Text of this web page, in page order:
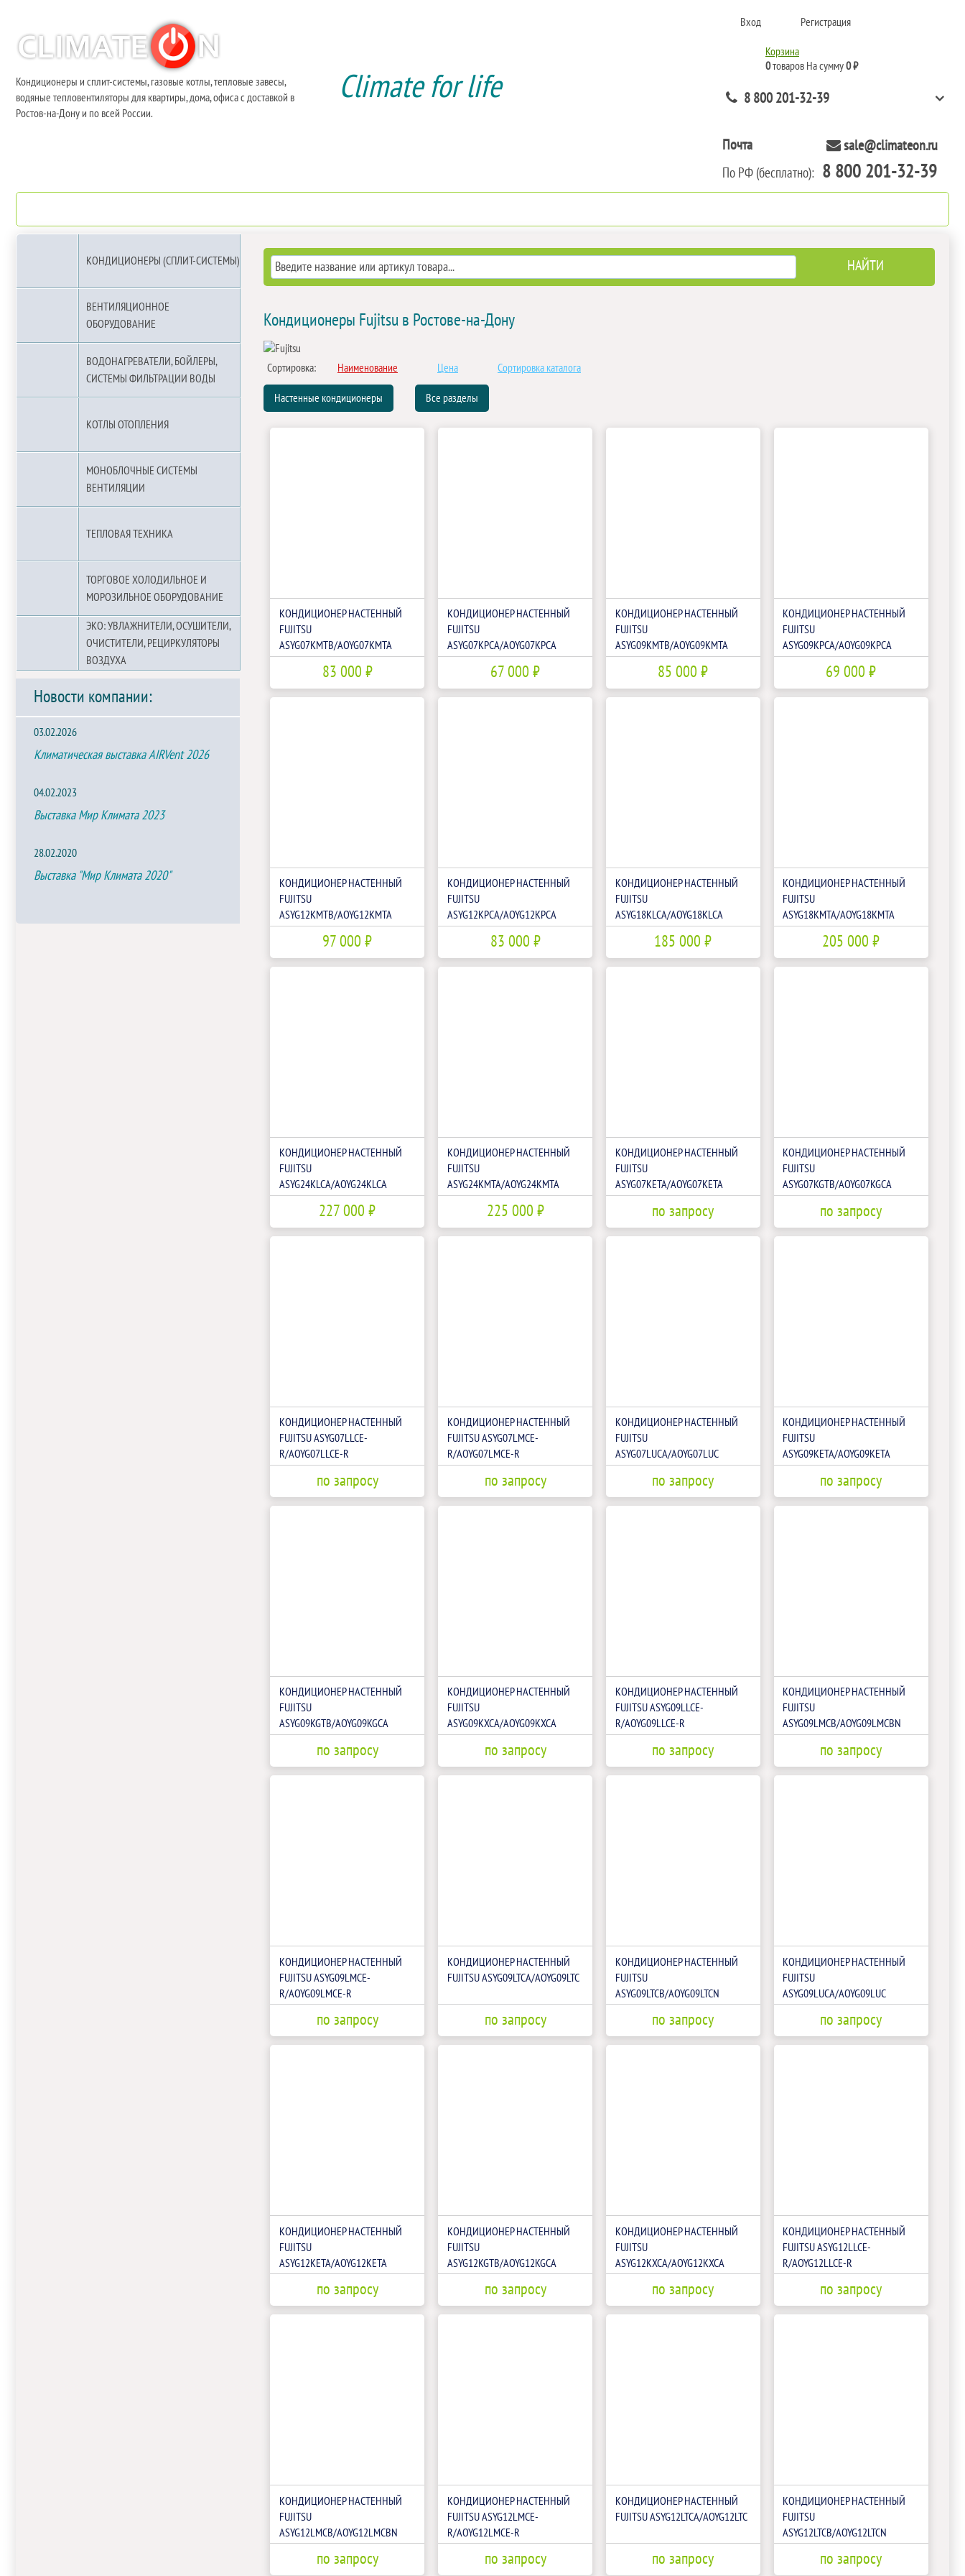
Кондиционеры и сплит-системы, газовые котлы, тепловые завесы,
водяные тепловентиляторы для квартиры, дома, офиса с доставкой в
Ростов-на-Дону и по всей России.
Climate for life
Вход Регистрация
Корзина
0товаров На сумму0 ₽
8 800 201-32-39
Почта sale@climateon.ru
По РФ (бесплатно): 8 800 201-32-39
КОНДИЦИОНЕРЫ (СПЛИТ-СИСТЕМЫ)
ВЕНТИЛЯЦИОННОЕ
ОБОРУДОВАНИЕ
ВОДОНАГРЕВАТЕЛИ, БОЙЛЕРЫ,
СИСТЕМЫ ФИЛЬТРАЦИИ ВОДЫ
КОТЛЫ ОТОПЛЕНИЯ
МОНОБЛОЧНЫЕ СИСТЕМЫ
ВЕНТИЛЯЦИИ
ТЕПЛОВАЯ ТЕХНИКА
ТОРГОВОЕ ХОЛОДИЛЬНОЕ И
МОРОЗИЛЬНОЕ ОБОРУДОВАНИЕ
ЭКО: УВЛАЖНИТЕЛИ, ОСУШИТЕЛИ,
ОЧИСТИТЕЛИ, РЕЦИРКУЛЯТОРЫ
ВОЗДУХА
Новости компании:
03.02.2026
Климатическая выставка AIRVent 2026
04.02.2023
Выставка Мир Климата 2023
28.02.2020
Выставка "Мир Климата 2020"
Кондиционеры Fujitsu в Ростове-на-Дону
Сортировка: Наименование Цена Сортировка каталога
Настенные кондиционеры Все разделы
КОНДИЦИОНЕР НАСТЕННЫЙ
FUJITSU
ASYG07KMTB/AOYG07KMTA
83 000 ₽
КОНДИЦИОНЕР НАСТЕННЫЙ
FUJITSU
ASYG07KPCA/AOYG07KPCA
67 000 ₽
КОНДИЦИОНЕР НАСТЕННЫЙ
FUJITSU
ASYG09KMTB/AOYG09KMTA
85 000 ₽
КОНДИЦИОНЕР НАСТЕННЫЙ
FUJITSU
ASYG09KPCA/AOYG09KPCA
69 000 ₽
КОНДИЦИОНЕР НАСТЕННЫЙ
FUJITSU
ASYG12KMTB/AOYG12KMTA
97 000 ₽
КОНДИЦИОНЕР НАСТЕННЫЙ
FUJITSU
ASYG12KPCA/AOYG12KPCA
83 000 ₽
КОНДИЦИОНЕР НАСТЕННЫЙ
FUJITSU
ASYG18KLCA/AOYG18KLCA
185 000 ₽
КОНДИЦИОНЕР НАСТЕННЫЙ
FUJITSU
ASYG18KMTA/AOYG18KMTA
205 000 ₽
КОНДИЦИОНЕР НАСТЕННЫЙ
FUJITSU
ASYG24KLCA/AOYG24KLCA
227 000 ₽
КОНДИЦИОНЕР НАСТЕННЫЙ
FUJITSU
ASYG24KMTA/AOYG24KMTA
225 000 ₽
КОНДИЦИОНЕР НАСТЕННЫЙ
FUJITSU
ASYG07KETA/AOYG07KETA
по запросу
КОНДИЦИОНЕР НАСТЕННЫЙ
FUJITSU
ASYG07KGTB/AOYG07KGCA
по запросу
КОНДИЦИОНЕР НАСТЕННЫЙ
FUJITSU ASYG07LLCE-
R/AOYG07LLCE-R
по запросу
КОНДИЦИОНЕР НАСТЕННЫЙ
FUJITSU ASYG07LMCE-
R/AOYG07LMCE-R
по запросу
КОНДИЦИОНЕР НАСТЕННЫЙ
FUJITSU
ASYG07LUCA/AOYG07LUC
по запросу
КОНДИЦИОНЕР НАСТЕННЫЙ
FUJITSU
ASYG09KETA/AOYG09KETA
по запросу
КОНДИЦИОНЕР НАСТЕННЫЙ
FUJITSU
ASYG09KGTB/AOYG09KGCA
по запросу
КОНДИЦИОНЕР НАСТЕННЫЙ
FUJITSU
ASYG09KXCA/AOYG09KXCA
по запросу
КОНДИЦИОНЕР НАСТЕННЫЙ
FUJITSU ASYG09LLCE-
R/AOYG09LLCE-R
по запросу
КОНДИЦИОНЕР НАСТЕННЫЙ
FUJITSU
ASYG09LMCB/AOYG09LMCBN
по запросу
КОНДИЦИОНЕР НАСТЕННЫЙ
FUJITSU ASYG09LMCE-
R/AOYG09LMCE-R
по запросу
КОНДИЦИОНЕР НАСТЕННЫЙ
FUJITSU ASYG09LTCA/AOYG09LTC
по запросу
КОНДИЦИОНЕР НАСТЕННЫЙ
FUJITSU
ASYG09LTCB/AOYG09LTCN
по запросу
КОНДИЦИОНЕР НАСТЕННЫЙ
FUJITSU
ASYG09LUCA/AOYG09LUC
по запросу
КОНДИЦИОНЕР НАСТЕННЫЙ
FUJITSU
ASYG12KETA/AOYG12KETA
по запросу
КОНДИЦИОНЕР НАСТЕННЫЙ
FUJITSU
ASYG12KGTB/AOYG12KGCA
по запросу
КОНДИЦИОНЕР НАСТЕННЫЙ
FUJITSU
ASYG12KXCA/AOYG12KXCA
по запросу
КОНДИЦИОНЕР НАСТЕННЫЙ
FUJITSU ASYG12LLCE-
R/AOYG12LLCE-R
по запросу
КОНДИЦИОНЕР НАСТЕННЫЙ
FUJITSU
ASYG12LMCB/AOYG12LMCBN
по запросу
КОНДИЦИОНЕР НАСТЕННЫЙ
FUJITSU ASYG12LMCE-
R/AOYG12LMCE-R
по запросу
КОНДИЦИОНЕР НАСТЕННЫЙ
FUJITSU ASYG12LTCA/AOYG12LTC
по запросу
КОНДИЦИОНЕР НАСТЕННЫЙ
FUJITSU
ASYG12LTCB/AOYG12LTCN
по запросу